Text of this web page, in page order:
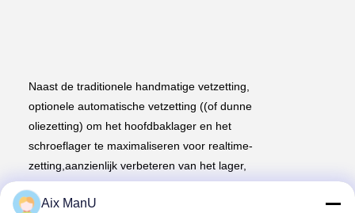
Naast de traditionele handmatige vetzetting,
optionele automatische vetzetting ((of dunne
oliezetting) om het hoofdbaklager en het
schroeflager te maximaliseren voor realtime-
zetting,aanzienlijk verbeteren van het lager,
en dan zelfs de hele machine duurzaamheid
en betrouwbaarheid.
Aix ManU